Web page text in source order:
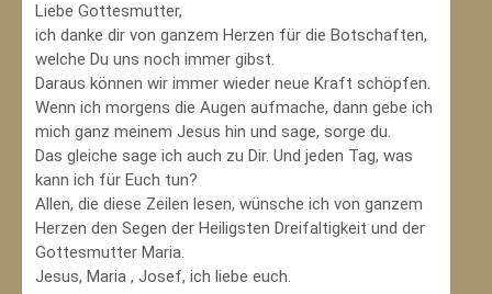
Liebe Gottesmutter,
ich danke dir von ganzem Herzen für die Botschaften,
welche Du uns noch immer gibst.
Daraus können wir immer wieder neue Kraft schöpfen.
Wenn ich morgens die Augen aufmache, dann gebe ich
mich ganz meinem Jesus hin und sage, sorge du.
Das gleiche sage ich auch zu Dir. Und jeden Tag, was
kann ich für Euch tun?
Allen, die diese Zeilen lesen, wünsche ich von ganzem
Herzen den Segen der Heiligsten Dreifaltigkeit und der
Gottesmutter Maria.
Jesus, Maria , Josef, ich liebe euch.